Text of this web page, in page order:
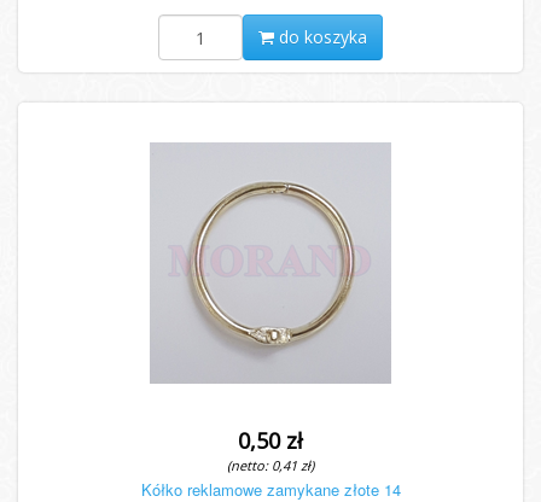
do koszyka
0,50 zł
(netto: 0,41 zł)
Kółko reklamowe zamykane złote 14